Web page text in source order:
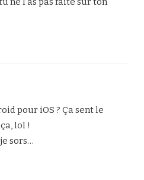
pour iOS ? Ça sent le
lol !
sors…